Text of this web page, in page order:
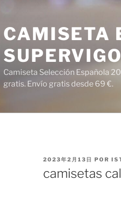
CAMISETA
Camiseta Selección Española
gratis. Envío gratis desde 69 €.
PUBLICADO
2023年2月13日 POR
camisetas